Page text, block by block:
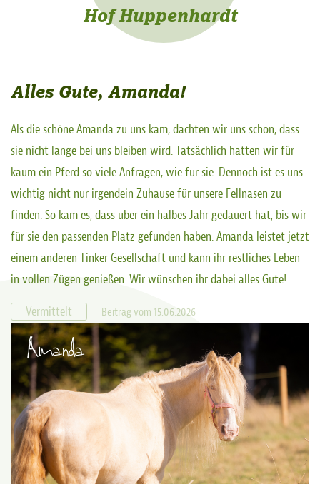
Hof Huppenhardt
Alles Gute, Amanda!
Als die schöne Amanda zu uns kam, dachten wir uns schon, dass
sie nicht lange bei uns bleiben wird. Tatsächlich hatten wir für
kaum ein Pferd so viele Anfragen, wie für sie. Dennoch ist es uns
wichtig nicht nur irgendein Zuhause für unsere Fellnasen zu
finden. So kam es, dass über ein halbes Jahr gedauert hat, bis wir
für sie den passenden Platz gefunden haben. Amanda leistet jetzt
einem anderen Tinker Gesellschaft und kann ihr restliches Leben
in vollen Zügen genießen. Wir wünschen ihr dabei alles Gute!
Vermittelt
Beitrag vom 15.06.2026